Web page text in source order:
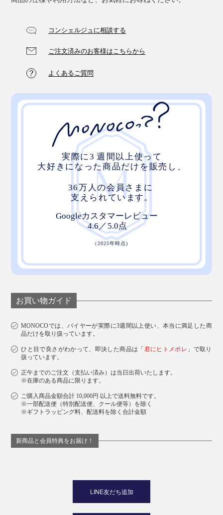
コンシェルジュに相談する
ご注文済みのお客様はこちらから
よくあるご質問
お買い物ガイド
MONOCOでは、バイヤーが実際に3週間以上使い、本当に満足した商
品だけを取り扱っています。
ひと目で良さがわかって、即決した商品は「君にヒトメボレ 」で取り
扱っています。
正午までのご注文（支払い済み）は当日出荷いたします。
※在庫のある商品に限ります。
ご購入商品金額合計 10,000円 以上で送料無料です。
※一部配送便（特別配送便、クール便等）を除く
※ギフトラッピング料、配送料を除く合計金額
新商品と会員特典をお届け！
LINE友だち追加